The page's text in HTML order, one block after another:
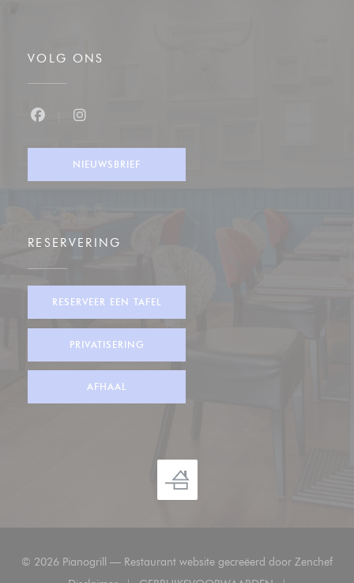
VOLG ONS
NIEUWSBRIEF
RESERVERING
RESERVEER EEN TAFEL
PRIVATISERING
AFHAAL
© 2026 Pianogrill — Restaurant website gecreëerd door Zenchef